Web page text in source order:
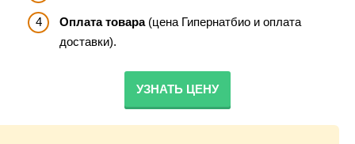
Оплата товара(цена Гипернатбио и оплата
доставки).
УЗНАТЬ ЦЕНУ